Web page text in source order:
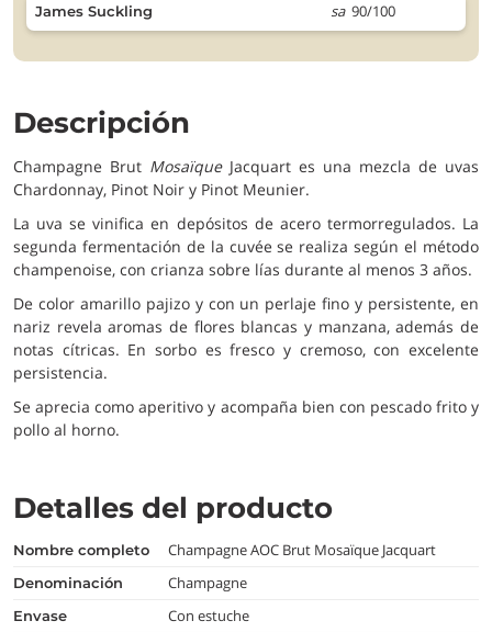
James Suckling sa 90/100
Descripción
Champagne Brut MosaïqueJacquart es una mezcla de uvas
Chardonnay, Pinot Noir y Pinot Meunier.
La uva se vinifica en depósitos de acero termorregulados. La
segunda fermentación de la cuvée se realiza según el método
champenoise, con crianza sobre lías durante al menos 3 años.
De color amarillo pajizo y con un perlaje fino y persistente, en
nariz revela aromas de flores blancas y manzana, además de
notas cítricas. En sorbo es fresco y cremoso, con excelente
persistencia.
Se aprecia como aperitivo y acompaña bien con pescado frito y
pollo al horno.
Detalles del producto
nombre completo Champagne AOC Brut Mosaïque Jacquart
denominación Champagne
envase Con estuche